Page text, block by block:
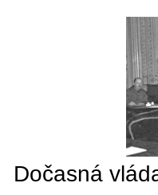
Dočasná